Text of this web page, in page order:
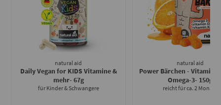
natural aid
Daily Vegan for KIDS Vitamine &
mehr- 67g
für Kinder & Schwangere
natural aid
Power Bärchen - Vitamin
Omega-3- 150g
reicht für ca. 2 Monate